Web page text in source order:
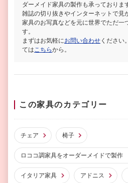
ダーメイド家具の製作も承っておりま
雑誌の切り抜きやインターネットで見
家具のお写真などを元に世界でただ一
す。
まずはお気軽にお問い合わせ ください
てはこちらから。
この家具のカテゴリー
チェア 椅子
ロココ調家具をオーダーメイドで製作
イタリア家具 アドニス